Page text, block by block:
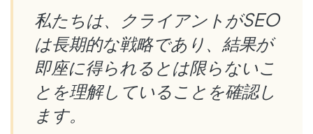
私たちは、クライアントがSEO
は長期的な戦略であり、結果が
即座に得られるとは限らないこ
とを理解していることを確認し
ます。